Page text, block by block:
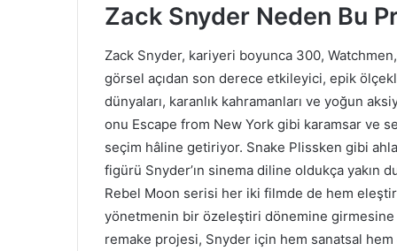
Zack Snyder Neden Bu
Zack Snyder, kariyeri boyunca 300,
görsel açıdan son derece etkileyici, epik
dünyaları, karanlık kahramanları ve yoğun
onu Escape from New York gibi karamsar ve
seçim hâline getiriyor. Snake Plissken gibi
figürü Snyder’ın sinema diline oldukça yakın
Rebel Moon serisi her iki filmde de hem
yönetmenin bir özeleştiri dönemine girmesine
remake projesi, Snyder için hem sanatsal